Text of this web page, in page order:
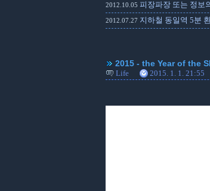
2012.10.05 피장파장 또는 정보
2012.07.27 지하철 동일역 5분
2015 - the Year of the
Life 2015. 1. 1. 21:55